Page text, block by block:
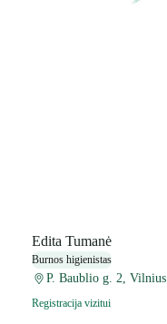
Edita Tumanė
Burnos higienistas
P. Baublio g. 2, Vilnius
Registracija vizitui